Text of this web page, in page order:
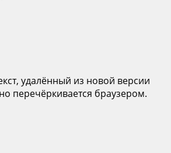
удалённый из новой версии
перечёркивается браузером.